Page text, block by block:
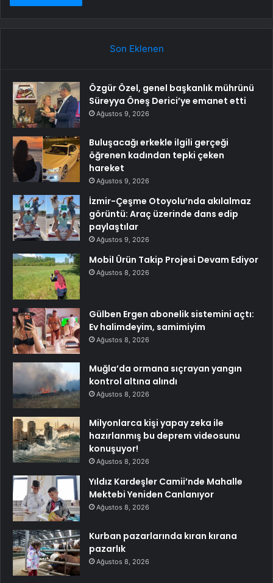
Son Eklenen
Özgür Özel, genel başkanlık mührünü
Süreyya Öneş Derici’ye emanet etti
Ağustos 9, 2026
Buluşacağı erkekle ilgili gerçeği
öğrenen kadından tepki çeken
hareket
Ağustos 9, 2026
İzmir-Çeşme Otoyolu’nda akılalmaz
görüntü: Araç üzerinde dans edip
paylaştılar
Ağustos 9, 2026
Mobil Ürün Takip Projesi Devam Ediyor
Ağustos 8, 2026
Gülben Ergen abonelik sistemini açtı:
Ev halimdeyim, samimiyim
Ağustos 8, 2026
Muğla’da ormana sıçrayan yangın
kontrol altına alındı
Ağustos 8, 2026
Milyonlarca kişi yapay zeka ile
hazırlanmış bu deprem videosunu
konuşuyor!
Ağustos 8, 2026
Yıldız Kardeşler Camii’nde Mahalle
Mektebi Yeniden Canlanıyor
Ağustos 8, 2026
Kurban pazarlarında kıran kırana
pazarlık
Ağustos 8, 2026